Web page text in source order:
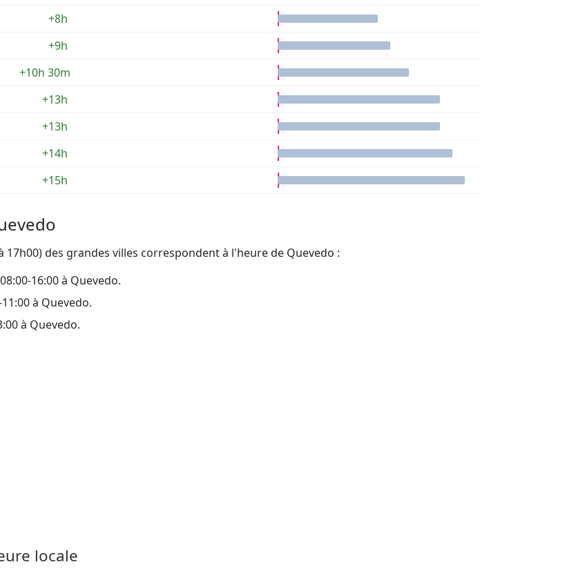
+8h
+9h
+10h 30m
+13h
+13h
+14h
+15h
des grandes villes correspondent à l'heure de Quevedo :
16:00 à Quevedo.
à Quevedo.
à Quevedo.
locale